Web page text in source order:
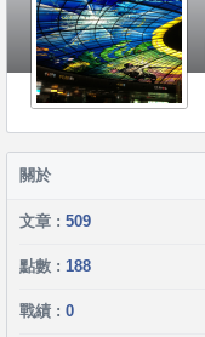
關於
文章 : 509
點數 : 188
戰績 : 0